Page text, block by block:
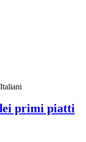
primi piatti